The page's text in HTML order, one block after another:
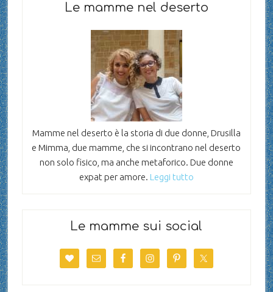
Le mamme nel deserto
Mamme nel deserto è la storia di due donne, Drusilla
e Mimma, due mamme, che si incontrano nel deserto
non solo fisico, ma anche metaforico. Due donne
expat per amore. Leggi tutto
Le mamme sui social